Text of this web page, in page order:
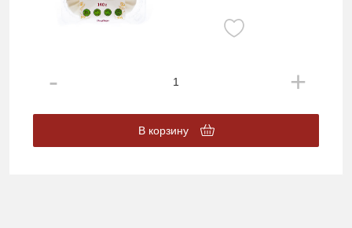
В корзину